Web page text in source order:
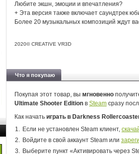
Любите экшн, эмоции и впечатления?
+ Эта версия также включает саундтрек
Более 20 музыкальных композиций ждут
2020© CREATIVE VR3D
Что я покупаю
Покупая этот товар, вы мгновенно
Ultimate Shooter Edition в Steam сразу
Как начать играть в Darkness
Если не установлен Steam клиент,
Войдите в свой аккаунт Steam или
Выберите пункт «Активировать через